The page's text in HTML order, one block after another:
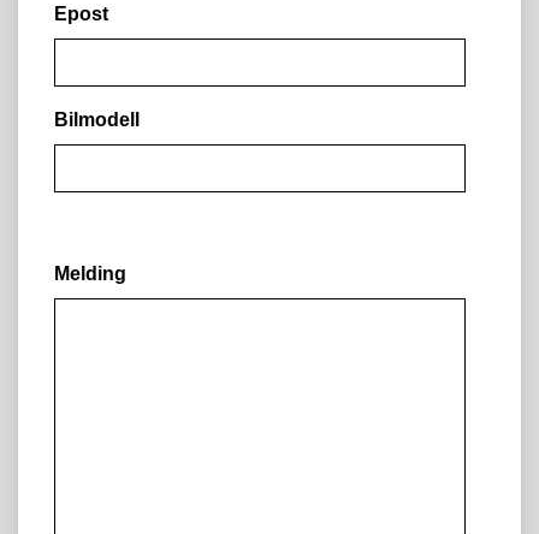
Epost
Bilmodell
Melding